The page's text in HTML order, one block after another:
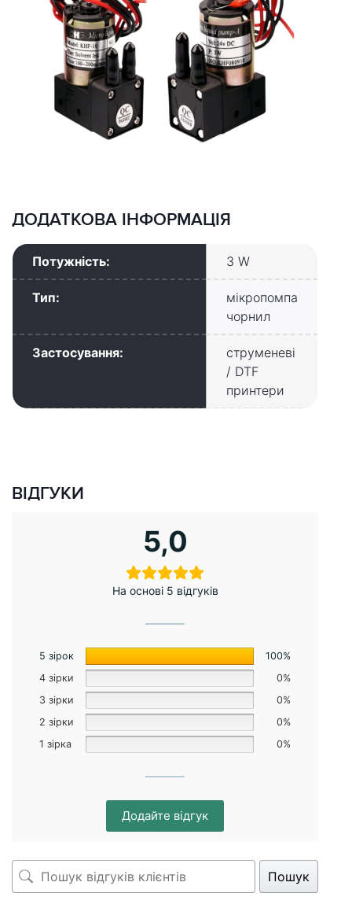
ДОДАТКОВА ІНФОРМАЦІЯ
Потужність: 3 W
Тип:
мікропомпа
чорнил
Застосування:
струменеві
/ DTF
принтери
ВІДГУКИ
5,0
На основі 5 відгуків
5 зірок
100%
4 зірки
0%
3 зірки
0%
2 зірки
0%
1 зірка
0%
Додайте відгук
Пошук